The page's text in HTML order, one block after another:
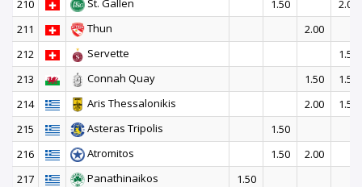
210 St. Gallen 1.50
2.00
211
Thun
2.00
212
Servette
1.50
213
Connah Quay 1.50
1.50
214
Aris Thessalonikis 2.00
1.50
215
Asteras Tripolis
1.50
216
Atromitos 1.50
2.00
217
Panathinaikos
1.50